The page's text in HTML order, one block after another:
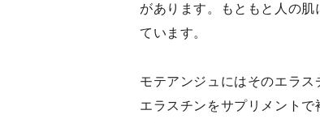
があります。もともと人の
ています。
モテアンジュにはそのエラ
エラスチンをサプリメントで